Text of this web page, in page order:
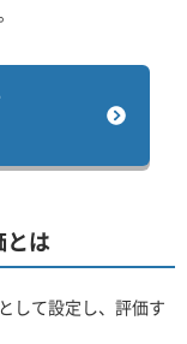
とは
して設定し、評価す